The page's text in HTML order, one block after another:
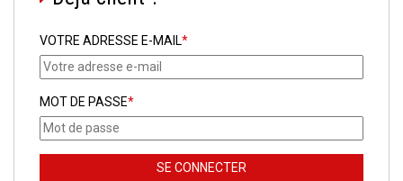
VOTRE ADRESSE E-MAIL*
MOT DE PASSE*